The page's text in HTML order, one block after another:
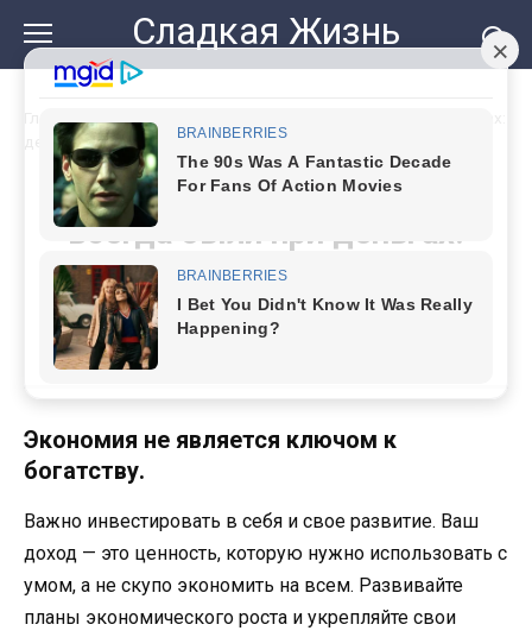
контенту
Сладкая Жизнь
делюсь советами богатых людей
Главные секреты, чтобы вы
всегда были при деньгах:
делюсь советами богатых
людей
Экономия не является ключом к
богатству.
Важно инвестировать в себя и свое развитие. Ваш
доход — это ценность, которую нужно использовать с
умом, а не скупо экономить на всем. Развивайте
планы экономического роста и укрепляйте свои